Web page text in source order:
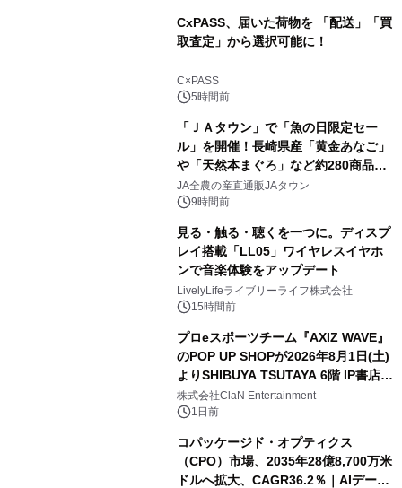
CxPASS、届いた荷物を 「配送」「買
取査定」から選択可能に！
C×PASS
5時間前
「ＪＡタウン」で「魚の日限定セー
ル」を開催！長崎県産「黄金あなご」
や「天然本まぐろ」など約280商品を
販売！～毎月１０日の定例企画～
JA全農の産直通販JAタウン
9時間前
見る・触る・聴くを一つに。ディスプ
レイ搭載「LL05」ワイヤレスイヤホ
ンで音楽体験をアップデート
LivelyLifeライブリーライフ株式会社
15時間前
プロeスポーツチーム『AXIZ WAVE』
のPOP UP SHOPが2026年8月1日(土)
よりSHIBUYA TSUTAYA 6階 IP書店で
開催決定！！
株式会社ClaN Entertainment
1日前
コパッケージド・オプティクス
（CPO）市場、2035年28億8,700万米
ドルへ拡大、CAGR36.2％｜AIデータ